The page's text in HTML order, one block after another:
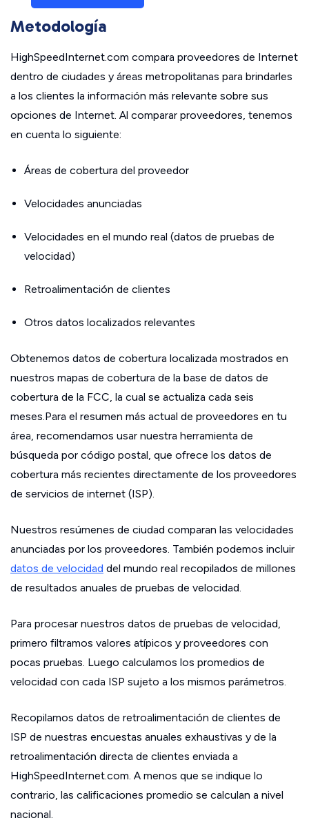
Metodología
HighSpeedInternet.com compara proveedores de Internet
dentro de ciudades y áreas metropolitanas para brindarles
a los clientes la información más relevante sobre sus
opciones de Internet. Al comparar proveedores, tenemos
en cuenta lo siguiente:
Áreas de cobertura del proveedor
Velocidades anunciadas
Velocidades en el mundo real (datos de pruebas de
velocidad)
Retroalimentación de clientes
Otros datos localizados relevantes
Obtenemos datos de cobertura localizada mostrados en
nuestros mapas de cobertura de la base de datos de
cobertura de la FCC, la cual se actualiza cada seis
meses.Para el resumen más actual de proveedores en tu
área, recomendamos usar nuestra herramienta de
búsqueda por código postal, que ofrece los datos de
cobertura más recientes directamente de los proveedores
de servicios de internet (ISP).
Nuestros resúmenes de ciudad comparan las velocidades
anunciadas por los proveedores. También podemos incluir
datos de velocidad del mundo real recopilados de millones
de resultados anuales de pruebas de velocidad.
Para procesar nuestros datos de pruebas de velocidad,
primero filtramos valores atípicos y proveedores con
pocas pruebas. Luego calculamos los promedios de
velocidad con cada ISP sujeto a los mismos parámetros.
Recopilamos datos de retroalimentación de clientes de
ISP de nuestras encuestas anuales exhaustivas y de la
retroalimentación directa de clientes enviada a
HighSpeedInternet.com. A menos que se indique lo
contrario, las calificaciones promedio se calculan a nivel
nacional.